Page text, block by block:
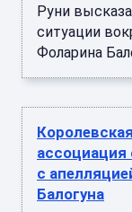
Руни
ситуации
Фоларина
с
Балогуна